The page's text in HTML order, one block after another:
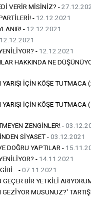
VERİR MİSİNİZ? -
- 12.12.2021
- 12.12.2021
12.12.2021
- 12.12.2021
HAKKINDA NE
YARIŞI İÇİN KÖŞE TUTMACA
YARIŞI İÇİN KÖŞE TUTMACA
ZENGİNLER! -
SİYASET -03.12.2021
DOĞRU YAPTILAR -
- 14.11.2021
GİBİ… -07.11.2021
BİR YETKİLİ
MUSUNUZ?'